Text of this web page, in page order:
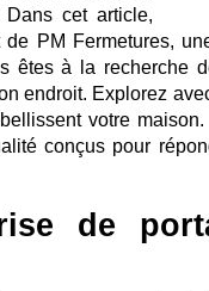
cet article,
PM Fermetures,
êtes à la recherche
endroit. Explorez
votre
conçus pour
de